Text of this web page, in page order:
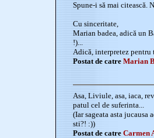
Spune-i să mai citească.
Cu sinceritate,
Marian badea, adică un
!)...
Adică, interpretez pentru
Postat de catre Marian
Asa, Liviule, asa, iaca,
patul cel de suferinta...
(Iar sageata asta jucausa
sti?! :))
Postat de catre Carmen